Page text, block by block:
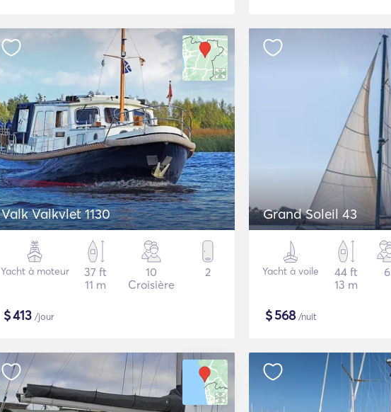
Valk Valkvlet 1130
Yacht à moteur
37 ft
11 m
10
Croisière
2
$413 /jour
Grand Soleil 43
Yacht à voile
44 ft
13 m
6
$568/nuit